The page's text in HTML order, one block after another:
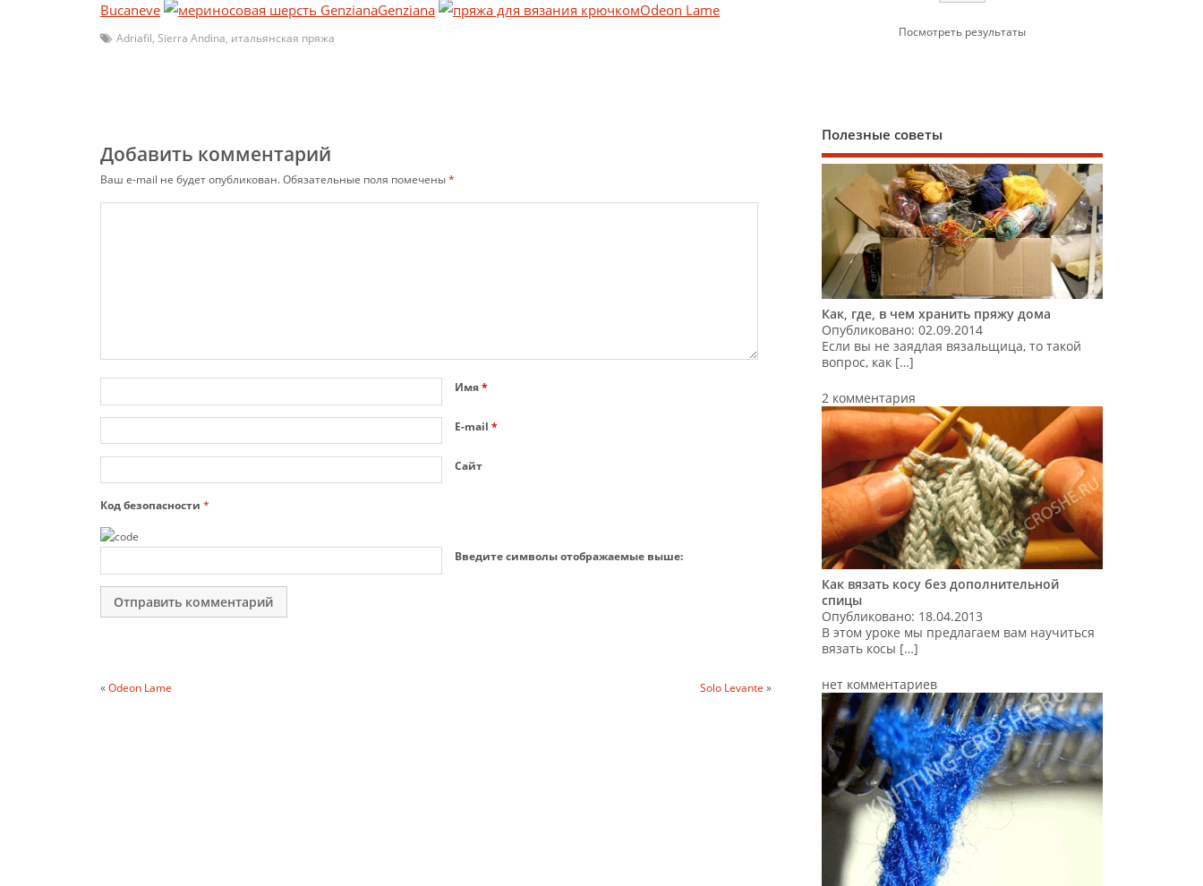
Bucaneve
Genziana Odeon Lame
Adriafil, Sierra Andina, итальянская пряжа
Добавить комментарий
Ваш e-mail не будет опубликован.Обязательные поля помечены*
Имя*
E-mail *
Сайт
Код безопасности *
Введите символы отображаемые выше:
«Odeon Lame Solo Levante »
Посмотреть результаты
Полезные советы
Как, где, в чем хранить пряжу дома
Опубликовано: 02.09.2014
Если вы не заядлая вязальщица, то такой
вопрос, как […]
2 комментария
Как вязать косу без дополнительной
спицы
Опубликовано: 18.04.2013
В этом уроке мы предлагаем вам научиться
вязать косы […]
нет комментариев